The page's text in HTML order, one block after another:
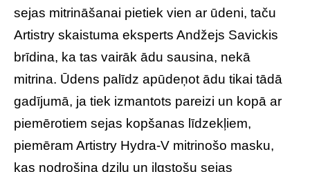
sejas mitrināšanai pietiek vien ar ūdeni, taču
Artistry skaistuma eksperts Andžejs Savickis
brīdina, ka tas vairāk ādu sausina, nekā
mitrina. Ūdens palīdz apūdeņot ādu tikai tādā
gadījumā, ja tiek izmantots pareizi un kopā ar
piemērotiem sejas kopšanas līdzekļiem,
piemēram Artistry Hydra-V mitrinošo masku,
kas nodrošina dziļu un ilgstošu sejas